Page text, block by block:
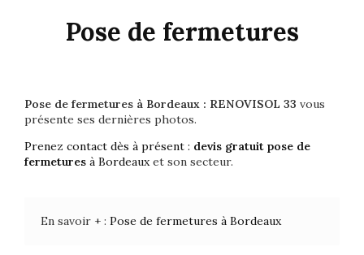
Pose de fermetures
Pose de fermetures à Bordeaux : RENOVISOL 33 vous
présente ses dernières photos.
Prenez contact dès à présent : devis gratuit pose de
fermetures à Bordeauxet son secteur.
En savoir + : Pose de fermetures à Bordeaux